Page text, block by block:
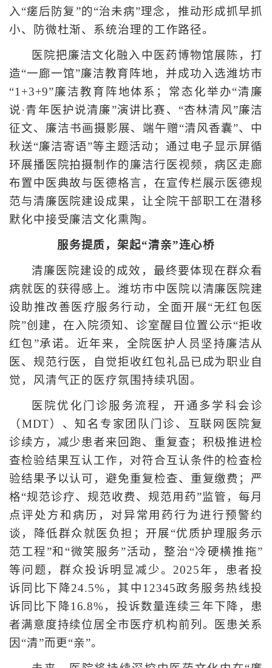
入“瘥后防复”的“治未病”理念，推动形成抓早抓
小、防微杜渐、系统治理的工作路径。
医院把廉洁文化融入中医药博物馆展陈，打
造“一廊一馆”廉洁教育阵地，并成功入选潍坊市
“1+3+9”廉洁教育阵地体系；常态化举办“清廉
说·青年医护说清廉”演讲比赛、“杏林清风”廉洁
征文、廉洁书画摄影展、端午赠“清风香囊”、中
秋送“廉洁寄语”等主题活动；通过电子显示屏循
环展播医院拍摄制作的廉洁行医视频，病区走廊
布置中医典故与医德格言，在宣传栏展示医德规
范与清廉医院建设成果，让全院干部职工在潜移
默化中接受廉洁文化熏陶。
服务提质，架起“清亲”连心桥
清廉医院建设的成效，最终要体现在群众看
病就医的获得感上。潍坊市中医院以清廉医院建
设助推改善医疗服务行动，全面开展“无红包医
院”创建，在入院须知、诊室醒目位置公示“拒收
红包”承诺。近年来，全院医护人员坚持廉洁从
医、规范行医，自觉拒收红包礼品已成为职业自
觉，风清气正的医疗氛围持续巩固。
医院优化门诊服务流程，开通多学科会诊
（MDT）、知名专家团队门诊、互联网医院复
诊续方，减少患者来回跑、重复查；积极推进检
查检验结果互认工作，对符合互认条件的检查检
验结果予以认可，避免重复检查、重复缴费；严
格“规范诊疗、规范收费、规范用药”监管，每月
点评处方和病历，对异常用药行为进行预警约
谈，降低群众就医负担；开展“优质护理服务示
范工程”和“微笑服务”活动，整治“冷硬横推拖”
等问题，群众投诉明显减少。2025年，患者投
诉同比下降24.5%，其中12345政务服务热线投
诉同比下降16.8%，投诉数量连续三年下降，患
者满意度持续位居全市医疗机构前列。医患关系
因“清”而更“亲”。